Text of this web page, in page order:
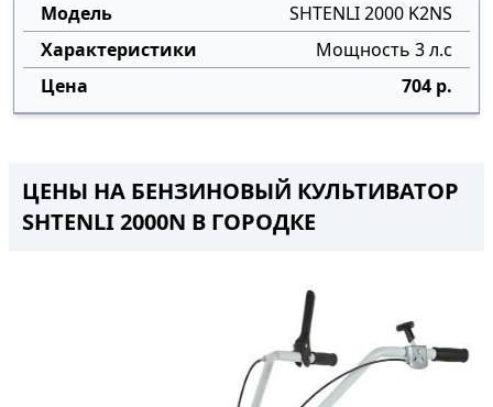
SHTENLI 2000 K2NS
Мощность 3 л.с
704 р.
ЦЕНЫ НА БЕНЗИНОВЫЙ КУЛЬТИВАТОР
SHTENLI 2000N В ГОРОДКЕ